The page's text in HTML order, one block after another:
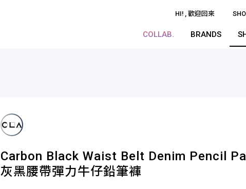
HI! , 歡迎回來
COLLAB. BRANDS
Carbon Black Waist Belt Denim Pencil
灰黑腰帶彈力牛仔鉛筆褲